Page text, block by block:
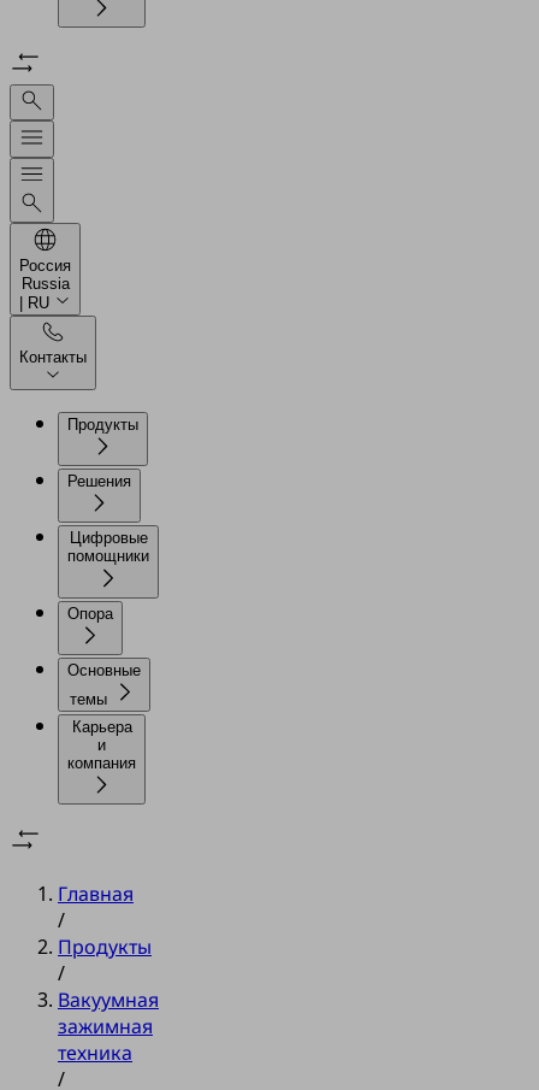
Россия
Russia
| RU
Контакты
Продукты
Решения
Цифровые
помощники
Опора
Основные
темы
Карьера
и
компания
Главная
/
Продукты
/
Вакуумная
зажимная
техника
/